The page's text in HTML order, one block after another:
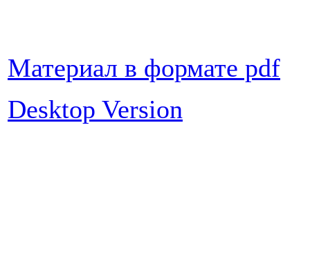
Материал в формате pdf
Desktop Version